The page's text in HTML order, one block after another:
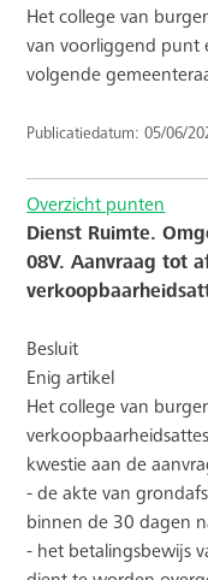
Het college van
van voorliggend punt
volgende
Publicatiedatum: 05/06/
Overzicht punten
Dienst Ruimte.
08V. Aanvraag tot
Besluit
Enig artikel
Het college van
kwestie aan de
- de akte van
binnen de 30 dagen
- het betalingsbewijs